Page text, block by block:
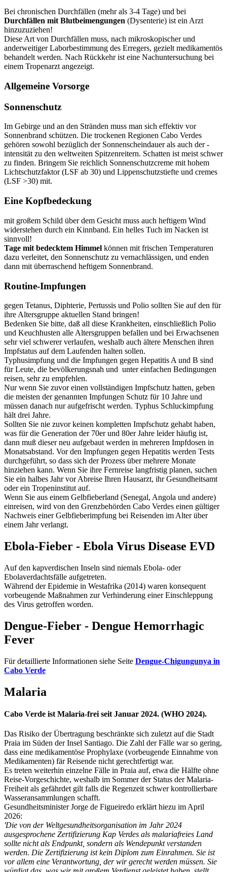
Bei chronischen Durchfällen (mehr als 3-4 Tage) und bei
Durchfällen mit Blutbeimengungen (Dysenterie) ist ein Arzt
hinzuzuziehen!
Diese Art von Durchfällen muss, nach mikroskopischer und
anderweitiger Laborbestimmung des Erregers, gezielt medikamentös
behandelt werden. Nach Rückkehr ist eine Nachuntersuchung bei
einem Tropenarzt angezeigt.
Allgemeine Vorsorge
Sonnenschutz
Im Gebirge und an den Stränden muss man sich effektiv vor
Sonnenbrand schützen. Die trockenen Regionen Cabo Verdes
gehören sowohl bezüglich der Sonnenscheindauer als auch der -
intensität zu den weltweiten Spitzenreitern. Schatten ist meist schwer
zu finden. Bringem Sie reichlich Sonnenschutzcreme mit hohem
Lichtschutzfaktor (LSF ab 30) und Lippenschutzstiefte und cremes
(LSF >30) mit.
Eine Kopfbedeckung
mit großem Schild über dem Gesicht muss auch heftigem Wind
widerstehen durch ein Kinnband. Ein helles Tuch im Nacken ist
sinnvoll!
Tage mit bedecktem Himmel können mit frischen Temperaturen
dazu verleitet, den Sonnenschutz zu vernachlässigen, und enden
dann mit überraschend heftigem Sonnenbrand.
Routine-Impfungen
gegen Tetanus, Diphterie, Pertussis und Polio sollten Sie auf den für
ihre Altersgruppe aktuellen Stand bringen!
Bedenken Sie bitte, daß all diese Krankheiten, einschließlich Polio
und Keuchhusten alle Altersgruppen befallen und bei Erwachsenen
sehr viel schwerer verlaufen, weshalb auch ältere Menschen ihren
Impfstatus auf dem Laufenden halten sollen.
Typhusimpfung und die Impfungen gegen Hepatitis A und B sind
für Leute, die bevölkerungsnah und unter einfachen Bedingungen
reisen, sehr zu empfehlen.
Nur wenn Sie zuvor einen vollständigen Impfschutz hatten, geben
die meisten der genannten Impfungen Schutz für 10 Jahre und
müssen danach nur aufgefrischt werden. Typhus Schluckimpfung
hält drei Jahre.
Sollten Sie nie zuvor keinen kompletten Impfschutz gehabt haben,
was für die Generation der 70er und 80er Jahre leider häufig ist,
dann muß dieser neu aufgebaut werden in mehreren Impfdosen in
Monatsabstand. Vor den Impfungen gegen Hepatitis werden Tests
durchgeführt, so dass sich der Prozess über mehrere Monate
hinziehen kann. Wenn Sie ihre Fernreise langfristig planen, suchen
Sie ein halbes Jahr vor Abreise Ihren Hausarzt, ihr Gesundheitsamt
oder ein Tropeninstitut auf.
Wenn Sie aus einem Gelbfieberland (Senegal, Angola und andere)
einreisen, wird von den Grenzbehörden Cabo Verdes einen gültiger
Nachweis einer Gelbfieberimpfung bei Reisenden im Alter über
einem Jahr verlangt.
Ebola-Fieber - Ebola Virus Disease EVD
Auf den kapverdischen Inseln sind niemals Ebola- oder
Ebolaverdachtsfälle aufgetreten.
Während der Epidemie in Westafrika (2014) waren konsequent
vorbeugende Maßnahmen zur Verhinderung einer Einschleppung
des Virus getroffen worden.
Dengue-Fieber - Dengue Hemorrhagic
Fever
Für detaillierte Informationen siehe Seite Dengue-Chigungunya in
Cabo Verde
Malaria
Cabo Verde ist Malaria-frei seit Januar 2024. (WHO 2024).
Das Risiko der Übertragung beschränkte sich zuletzt auf die Stadt
Praia im Süden der Insel Santiago. Die Zahl der Fälle war so gering,
dass eine medikamentöse Prophylaxe (vorbeugende Einnahme von
Medikamenten) fär Reisende nicht gerechtfertigt war.
Es treten weiterhin einzelne Fälle in Praia auf, etwa die Hälfte ohne
Reise-Vorgeschichte, weshalb im Sommer der Status der Malaria-
Freiheit als gefährdet gilt falls die Regenzeit schwer kontrollierbare
Wasseransammlungen schafft.
Gesundheitsminister Jorge de Figueiredo erklärt hiezu im April
2026:
'Die von der Weltgesundheitsorganisation im Jahr 2024
ausgesprochene Zertifizierung Kap Verdes als malariafreies Land
sollte nicht als Endpunkt, sondern als Wendepunkt verstanden
werden. Die Zertifizierung ist kein Diplom zum Einrahmen. Sie ist
vor allem eine Verantwortung, der wir gerecht werden müssen. Sie